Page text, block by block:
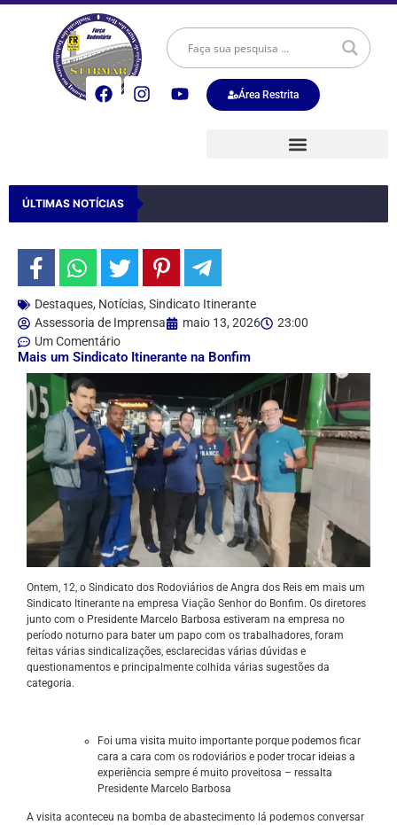
Área Restrita
ÚLTIMAS NOTÍCIAS
Destaques, Notícias, Sindicato Itinerante
Assessoria de Imprensa
maio 13, 2026
23:00
Um Comentário
Mais um Sindicato Itinerante na Bonfim
Ontem, 12, o Sindicato dos Rodoviários de Angra dos Reis em mais um
Sindicato Itinerante na empresa Viação Senhor do Bonfim. Os diretores
junto com o Presidente Marcelo Barbosa estiveram na empresa no
período noturno para bater um papo com os trabalhadores, foram
feitas várias sindicalizações, esclarecidas várias dúvidas e
questionamentos e principalmente colhida várias sugestões da
categoria.
Foi uma visita muito importante porque podemos ficar
cara a cara com os rodoviários e poder trocar ideias a
experiência sempre é muito proveitosa – ressalta
Presidente Marcelo Barbosa
A visita aconteceu na bomba de abastecimento lá podemos conversar